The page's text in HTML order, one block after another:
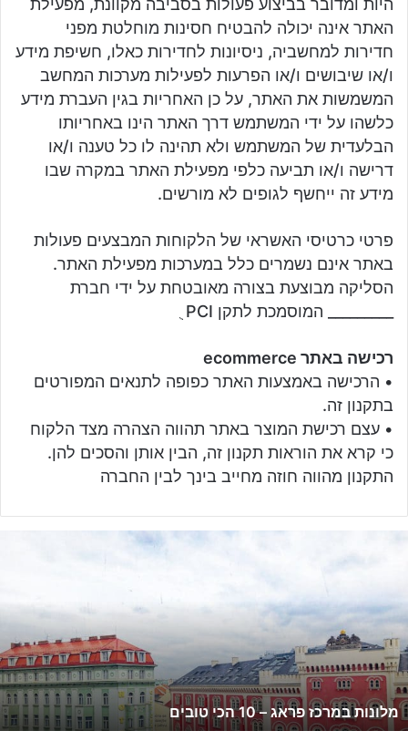
היות ומדובר בביצוע פעולות בסביבה מקוונת, מפעילת
האתר אינה יכולה להבטיח חסינות מוחלטת מפני
חדירות למחשביה, ניסיונות לחדירות כאלו, חשיפת מידע
ו/או שיבושים ו/או הפרעות לפעילות מערכות המחשב
המשמשות את האתר, על כן האחריות בגין העברת מידע
כלשהו על ידי המשתמש דרך האתר הינו באחריותו
הבלעדית של המשתמש ולא תהינה לו כל טענה ו/או
דרישה ו/או תביעה כלפי מפעילת האתר במקרה שבו
מידע זה ייחשף לגופים לא מורשים.
פרטי כרטיסי האשראי של הלקוחות המבצעים פעולות
באתר אינם נשמרים כלל במערכות מפעילת האתר.
הסליקה מבוצעת בצורה מאובטחת על ידי חברת
_________ המוסמכת לתקן PCI ֻ
רכישה באתר ecommerce
• הרכישה באמצעות האתר כפופה לתנאים המפורטים
בתקנון זה.
• עצם רכישת המוצר באתר תהווה הצהרה מצד הלקוח
כי קרא את הוראות תקנון זה, הבין אותן והסכים להן.
התקנון מהווה חוזה מחייב בינך לבין החברה
ו
ת
ב
מ
ר
כ
ז
מלונות במרכז פראג – 10 הכי טובים